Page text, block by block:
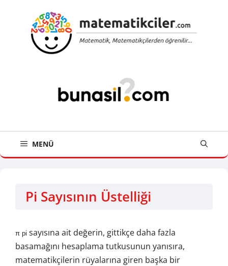
MENÜ
Pi Sayısının Üstelliği
π pi sayısına ait değerin, gittikçe daha fazla
basamağını hesaplama tutkusunun yanısıra,
matematikçilerin rüyalarına giren başka bir